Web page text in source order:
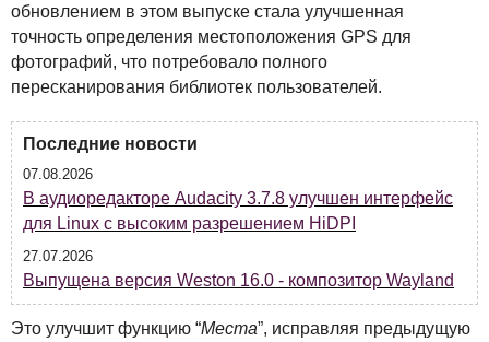
обновлением в этом выпуске стала улучшенная
точность определения местоположения GPS для
фотографий, что потребовало полного
пересканирования библиотек пользователей.
Последние новости
07.08.2026
В аудиоредакторе Audacity 3.7.8 улучшен интерфейс
для Linux с высоким разрешением HiDPI
27.07.2026
Выпущена версия Weston 16.0 - композитор Wayland
Это улучшит функцию “Места”, исправляя предыдущую